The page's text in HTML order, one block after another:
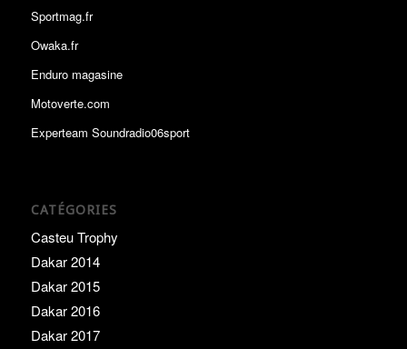
Sportmag.fr
Owaka.fr
Enduro magasine
Motoverte.com
Experteam Soundradio06sport
CATÉGORIES
Casteu Trophy
Dakar 2014
Dakar 2015
Dakar 2016
Dakar 2017